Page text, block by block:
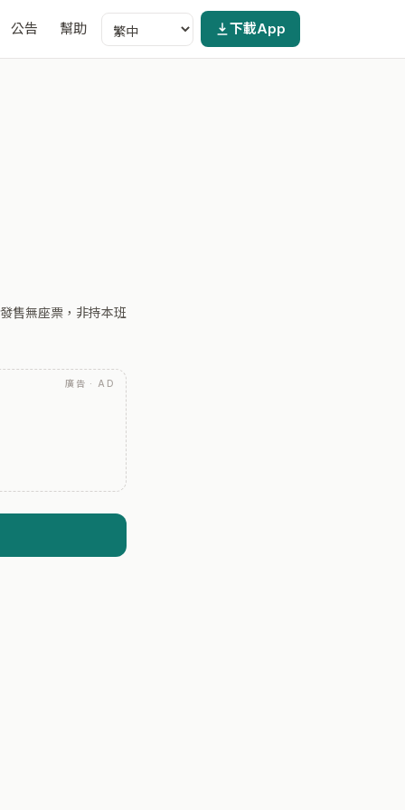
公告 幫助 下載App
售無座票，非持本班
廣告 · AD